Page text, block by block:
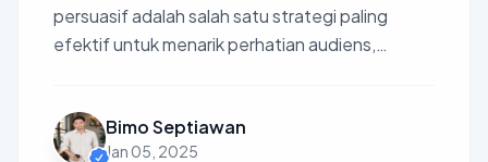
persuasif adalah salah satu strategi paling
efektif untuk menarik perhatian audiens,
Bimo Septiawan
Jan 05, 2025